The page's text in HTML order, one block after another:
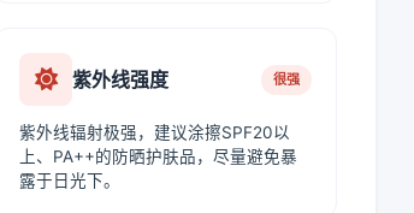
紫外线强度 很强
紫外线辐射极强，建议涂擦SPF20以
上、PA++的防晒护肤品，尽量避免暴
露于日光下。